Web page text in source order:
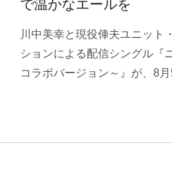
で温かなエールを
川中美幸と現役俥夫ユニット
ションによる配信シングル『
コラボバージョン～』が、8